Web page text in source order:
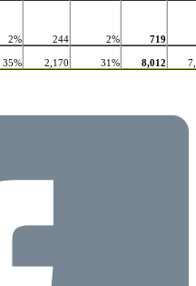
2% 244 2%
719
35% 2,170 31% 8,012